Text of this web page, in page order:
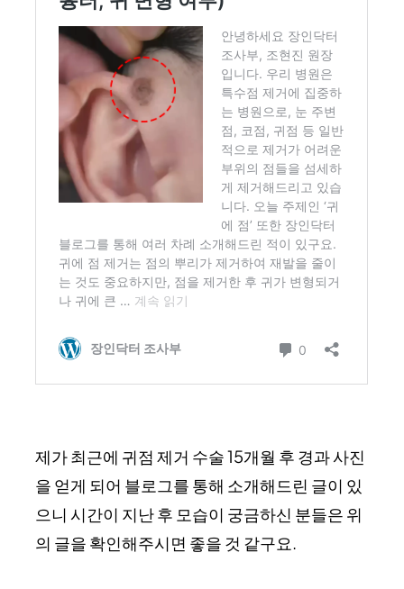
제가 최근에 귀점 제거 수술 15개월 후 경과 사진
을 얻게 되어 블로그를 통해 소개해드린 글이 있
으니 시간이 지난 후 모습이 궁금하신 분들은 위
의 글을 확인해주시면 좋을 것 같구요.